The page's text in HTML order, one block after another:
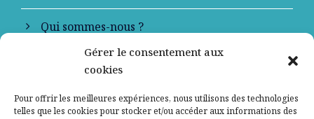
Gérer le consentement aux
cookies
Pour offrir les meilleures expériences, nous utilisons des technologies
telles que les cookies pour stocker et/ou accéder aux informations des
Qui sommes-nous ?
Contactez-nous
Mentions légales